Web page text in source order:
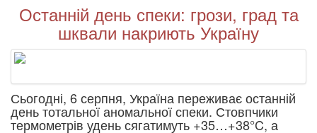
Останній день спеки: грози, град та
шквали накриють Україну
Сьогодні, 6 серпня, Україна переживає останній
день тотальної аномальної спеки. Стовпчики
термометрів удень сягатимуть +35…+38°C, а